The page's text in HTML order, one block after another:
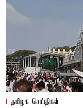
தமிழக செய்திகள்